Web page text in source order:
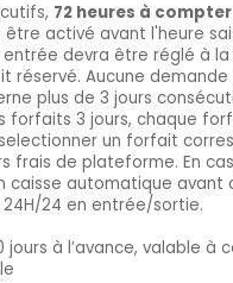
72 heures à
activé avant l'heure
devra être réglé à
réservé. Aucune
plus de 3 jours
forfaits 3 jours, chaque
un forfait
frais de plateforme. En
automatique avant
24 en entrée/sortie.
jours à l’avance, valable